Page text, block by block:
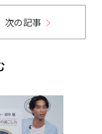
次の記事